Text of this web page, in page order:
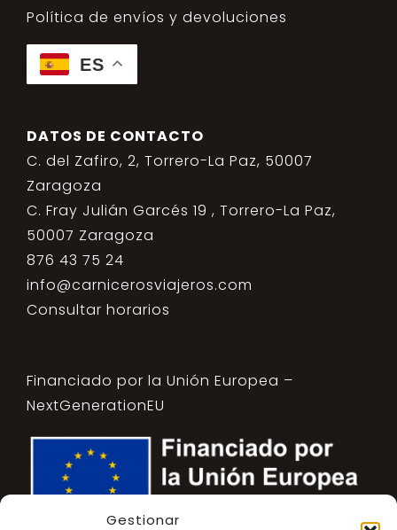
Gestionar
Política de envíos y devoluciones
ES
DATOS DE CONTACTO
C. del Zafiro, 2, Torrero-La Paz, 50007
Zaragoza
C. Fray Julián Garcés 19 , Torrero-La Paz,
50007 Zaragoza
876 43 75 24
info@carnicerosviajeros.com
Consultar horarios
Financiado por la Unión Europea –
NextGenerationEU